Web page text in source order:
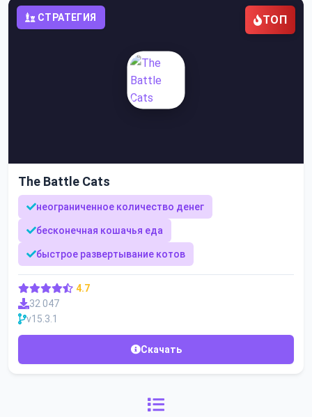
СТРАТЕГИЯ ТОП
The Battle Cats
неограниченное количество денег
бесконечная кошачья еда
быстрое развертывание котов
4.7
32 047
v15.3.1
Скачать